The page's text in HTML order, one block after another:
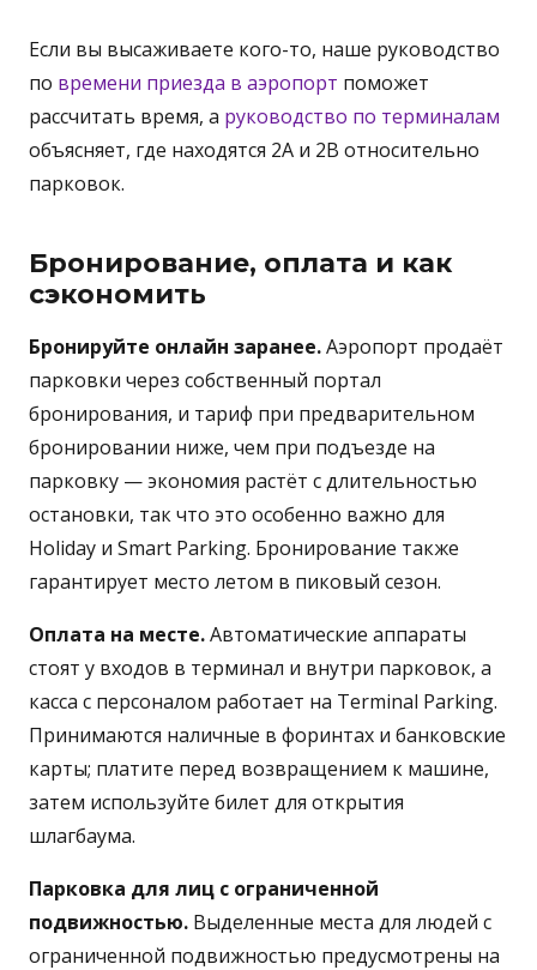
Если вы высаживаете кого-то, наше руководство
по времени приезда в аэропорт поможет
рассчитать время, а руководство по терминалам
объясняет, где находятся 2A и 2B относительно
парковок.
Бронирование, оплата и как
сэкономить
Бронируйте онлайн заранее.Аэропорт продаёт
парковки через собственный портал
бронирования, и тариф при предварительном
бронировании ниже, чем при подъезде на
парковку — экономия растёт с длительностью
остановки, так что это особенно важно для
Holiday и Smart Parking. Бронирование также
гарантирует место летом в пиковый сезон.
Оплата на месте.Автоматические аппараты
стоят у входов в терминал и внутри парковок, а
касса с персоналом работает на Terminal Parking.
Принимаются наличные в форинтах и банковские
карты; платите перед возвращением к машине,
затем используйте билет для открытия
шлагбаума.
Парковка для лиц с ограниченной
подвижностью. Выделенные места для людей с
ограниченной подвижностью предусмотрены на